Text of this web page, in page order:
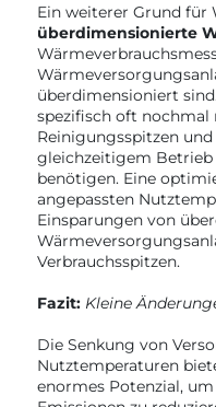
Ein weiterer Grund für
überdimensionierte
überdimensioniert
spezifisch oft nochmal
Reinigungsspitzen
gleichzeitigem Betrieb
benötigen. Eine
angepassten
Einsparungen von
Verbrauchsspitzen.
Fazit: Kleine
Die Senkung von
Nutztemperaturen
enormes Potenzial,